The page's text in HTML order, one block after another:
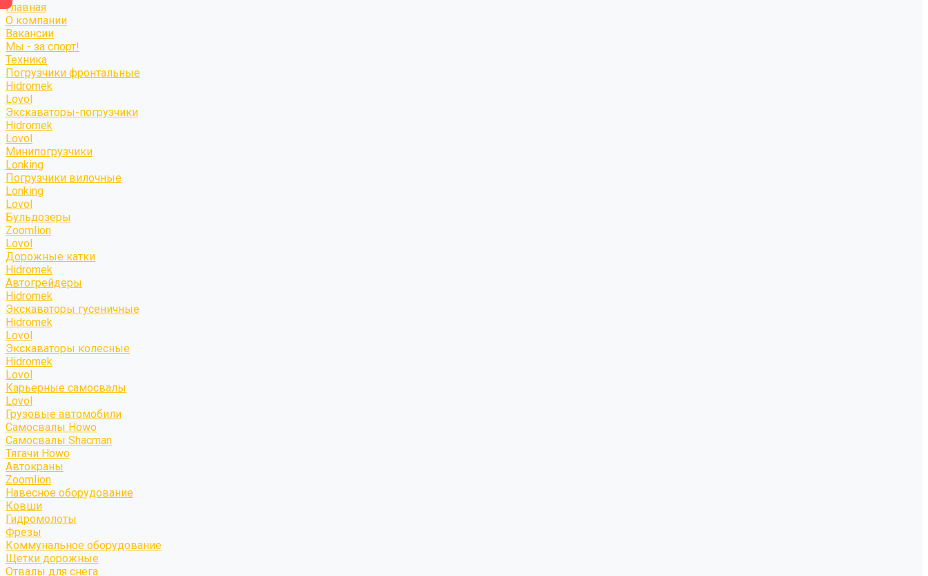
Главная
О компании
Вакансии
Мы - за спорт!
Техника
Погрузчики фронтальные
Hidromek
Lovol
Экскаваторы-погрузчики
Hidromek
Lovol
Минипогрузчики
Lonking
Погрузчики вилочные
Lonking
Lovol
Бульдозеры
Zoomlion
Lovol
Дорожные катки
Hidromek
Автогрейдеры
Hidromek
Экскаваторы гусеничные
Hidromek
Lovol
Экскаваторы колесные
Hidromek
Lovol
Карьерные самосвалы
Lovol
Грузовые автомобили
Самосвалы Howo
Самосвалы Shacman
Тягачи Howo
Автокраны
Zoomlion
Навесное оборудование
Ковши
Гидромолоты
Фрезы
Коммунальное оборудование
Щетки дорожные
Отвалы для снега